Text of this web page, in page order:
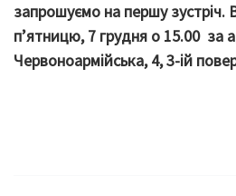
запрошуємо на першу зустріч.
п’ятницю, 7 грудня о 15.00 за
Червоноармійська, 4, 3-ій